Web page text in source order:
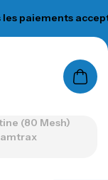
paiements acceptés
(80 Mesh)